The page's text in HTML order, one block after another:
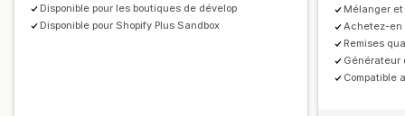
Deux pour le prix d’un
Tarification en gros
Prix de gros
Disponible pour les boutiques de dévelop
Disponible pour Shopify Plus Sandbox
Mélanger
Achetez-en
Remises
Générateur
Compatible